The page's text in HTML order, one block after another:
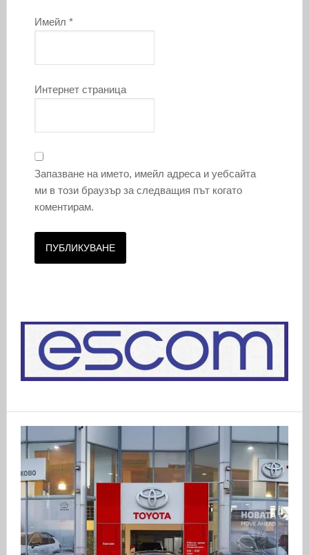
Имейл *
Интернет страница
Запазване на името, имейл адреса и уебсайта
ми в този браузър за следващия път когато
коментирам.